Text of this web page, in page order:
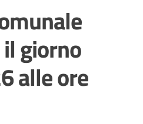
giorno
alle ore